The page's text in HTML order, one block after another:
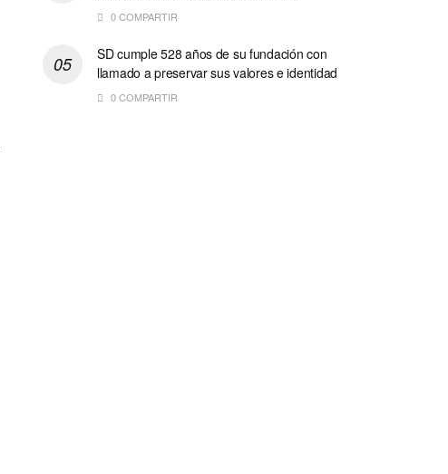
0 COMPARTIR
SD cumple 528 años de su fundación con
llamado a preservar sus valores e identidad
0 COMPARTIR